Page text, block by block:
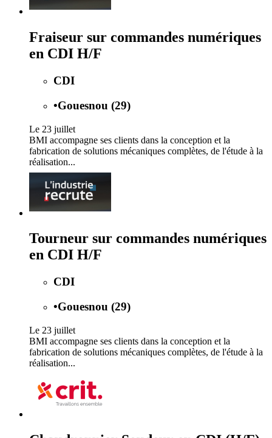
Fraiseur sur commandes numériques
en CDI H/F
CDI
•Gouesnou (29)
Le 23 juillet
BMI accompagne ses clients dans la conception et la
fabrication de solutions mécaniques complètes, de l'étude à la
réalisation...
Tourneur sur commandes numériques
en CDI H/F
CDI
•Gouesnou (29)
Le 23 juillet
BMI accompagne ses clients dans la conception et la
fabrication de solutions mécaniques complètes, de l'étude à la
réalisation...